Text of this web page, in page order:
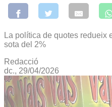
La política de quotes redueix
sota del 2%
Redacció
dc., 29/04/2026